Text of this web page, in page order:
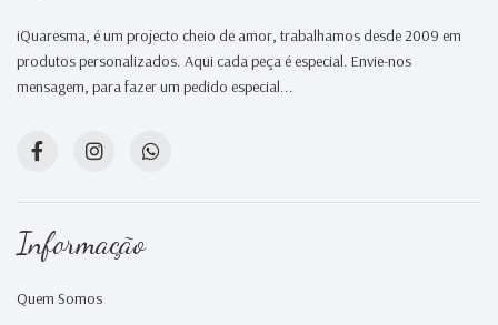
iQuaresma, é um projecto cheio de amor, trabalhamos desde 2009 em
produtos personalizados. Aqui cada peça é especial. Envie-nos
mensagem, para fazer um pedido especial...
Informação
Quem Somos